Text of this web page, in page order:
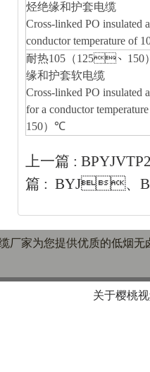
烃绝缘和护套电缆
Cross-linked PO insulated
conductor temperature of
耐热105 （125、 150
缘和护套软电缆
Cross-linked PO insulated
for a conductor
150） ℃
上一篇 :
篇 : BYJ、
厂家为您提供优质的低烟无
关于樱桃